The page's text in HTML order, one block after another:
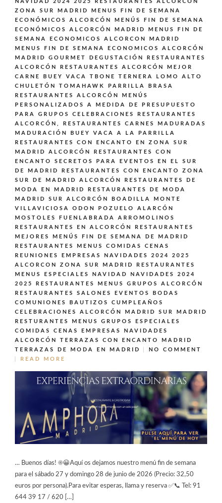
ZONA SUR MADRID
MENUS FIN DE SEMANA
ECONÓMICOS ALCORCÓN
MENÚS FIN DE SEMANA
ECONÓMICOS ALCORCÓN MADRID
MENUS FIN DE
SEMANA ECONOMICOS ALCORCON MADRID
MENUS FIN DE SEMANA ECONOMICOS ALCORCÓN
MADRID GOURMET DEGUSTACIÓN
RESTAURANTES
ALCORCÓN
RESTAURANTES ALCORCÓN MEJOR
CARNE BUEY VACA TBONE TERNERA LOMO ALTO
CHULETÓN TOMAHAWK PARRILLA BRASA
RESTAURANTES ALCORCÓN MENÚS
PERSONALIZADOS A MEDIDA DE PRESUPUESTO
PARA GRUPOS CELEBRACIONES
RESTAURANTES
ALCORCÓN,
RESTAURANTES CARNES MADURADAS
MADURACIÓN BUEY VACA A LA PARRILLA
RESTAURANTES CON ENCANTO EN ZONA SUR
MADRID ALCORCÓN
RESTAURANTES CON
ENCANTO SECRETOS PARA EVENTOS EN EL SUR
DE MADRID
RESTAURANTES CON ENCANTO ZONA
SUR DE MADRID ALCORCÓN
RESTAURANTES DE
MODA EN MADRID
RESTAURANTES DE MODA
MADRID SUR ALCORCÓN BOADILLA MONTE
VILLAVICIOSA ODON POZUELO ALARCÓN
MOSTOLES FUENLABRADA ARROMOLINOS
RESTAURANTES EN ALCORCÓN
RESTAURANTES
MEJORES MENÚS FIN DE SEMANA DE MADRID
RESTAURANTES MENUS COMIDAS CENAS
REUNIONES EMPRESAS NAVIDADES 2024 2025
ALCORCON ZONA SUR MADRID
RESTAURANTES
MENUS ESPECIALES NAVIDAD NAVIDADES 2024
2025
RESTAURANTES MENUS GRUPOS ALCORCÓN
RESTAURANTES SALONES EVENTOS BODAS
COMUNIONES BAUTIZOS CUMPLEAÑOS
CELEBRACIONES ALCORCÓN MADRID SUR MADRID
RESTURANTES MENUS GRUPOS ESPECIALES
COMIDAS CENAS EMPRESAS NAVIDADES
ALCORCÓN
TERRAZAS CON ENCANTO MADRID
TERRAZAS DE MODA EN MADRID
NO COMMENT
READ MORE
… Buenos días! ☀️😀Aquí os dejamos nuestro menú fin de semana
para el sábado 27 y domingo 28 de junio de 2026 (Precio: 32,50
euros por persona).Para evitar esperas, llama y reserva ✅📞 Tel: 91
644 39 17 / 620 […]